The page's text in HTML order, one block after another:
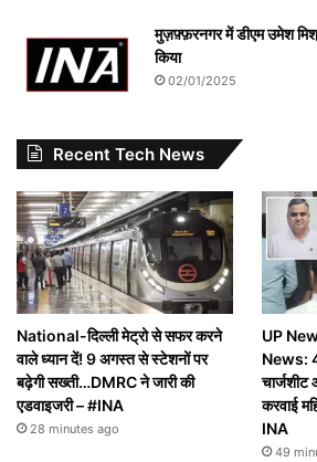
मुज़फ़्फ़रनगर में डीएम उमेश
किया
02/01/2025
Recent Tech News
National-दिल्ली मेट्रो से सफर करने
वाले ध्यान दें! 9 अगस्त से स्टेशनों पर
बढ़ेगी सख्ती…DMRC ने जारी की
एडवाइजरी – #INA
28 minutes ago
UP
News:
करवाई
INA
49